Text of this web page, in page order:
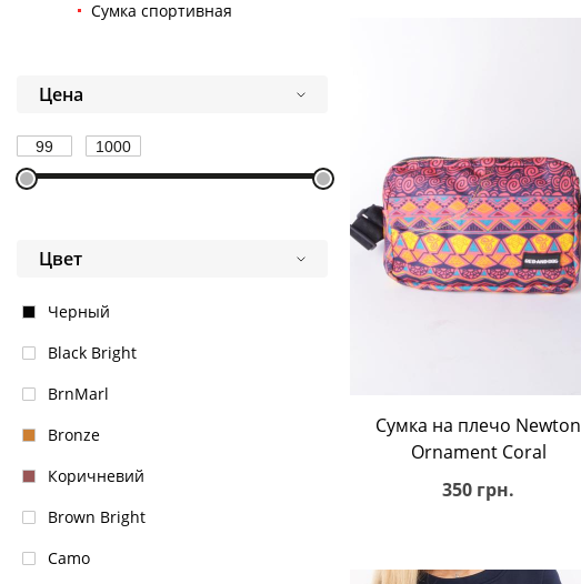
Сумка спортивная
Цена
Цвет
Черный
Black Bright
BrnMarl
Bronze
Коричневий
Brown Bright
Camo
В корзину
Сумка на плечо Newton
Ornament Coral
350 грн.